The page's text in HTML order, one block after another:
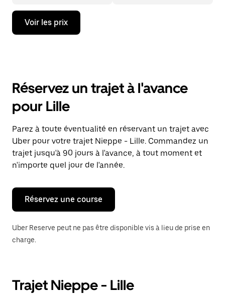
Appuyez
la
ouvrir
calendrier
et
sélectionner
une
date.
Appuyez
sur
la
Échap
pour
fermer
calendrier.
Voir les prix
Réservez un trajet à l'avance
pour Lille
Parez à toute éventualité en réservant un trajet avec
Uber pour votre trajet Nieppe - Lille. Commandez un
trajet jusqu'à 90 jours à l'avance, à tout moment et
n'importe quel jour de l'année.
Réservez une course
Uber Reserve peut ne pas être disponible vis à lieu de prise en
charge.
Trajet Nieppe - Lille